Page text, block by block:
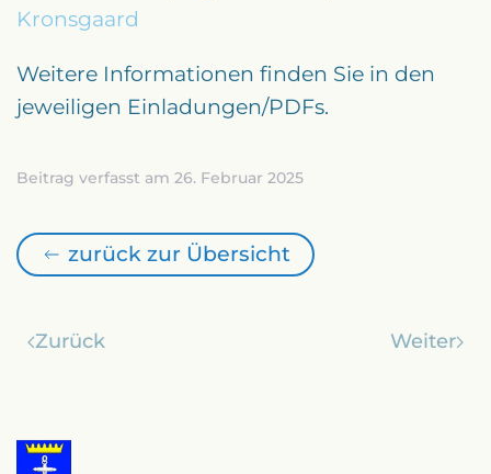
Kronsgaard
Weitere Informationen finden Sie in den
jeweiligen Einladungen/PDFs.
Beitrag verfasst am 26. Februar 2025
zurück zur Übersicht
Zurück Weiter